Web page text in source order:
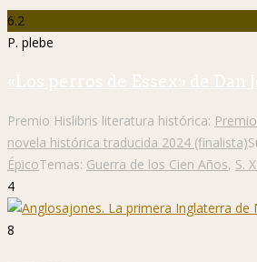
6.2
P. plebe
«Los perros de Essex» de Dan
Premio Hislibris literatura histórica:
novela histórica traducida 2024 (finalista)
ÉpicoTemas: Guerra de los Cien Años, S.
4
8